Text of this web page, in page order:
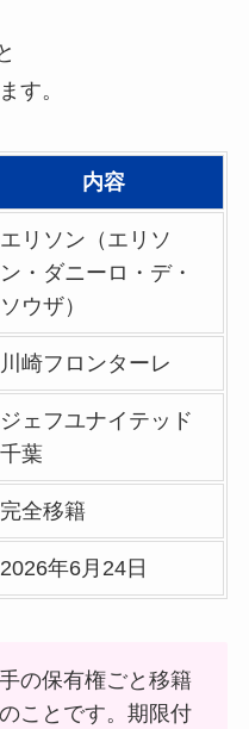
す。
内容
エリソン（エリソ
ン・ダニーロ・デ・
ソウザ）
川崎フロンターレ
ジェフユナイテッド
千葉
完全移籍
2026年6月24日
の保有権ごと移籍
ことです。期限付